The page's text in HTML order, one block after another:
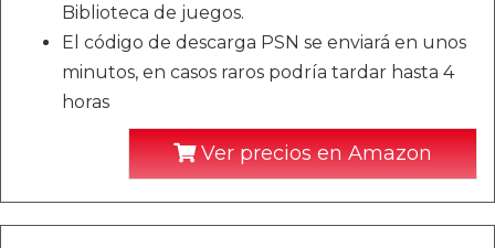
Biblioteca de juegos.
El código de descarga PSN se enviará en unos
minutos, en casos raros podría tardar hasta 4
horas
Ver precios en Amazon